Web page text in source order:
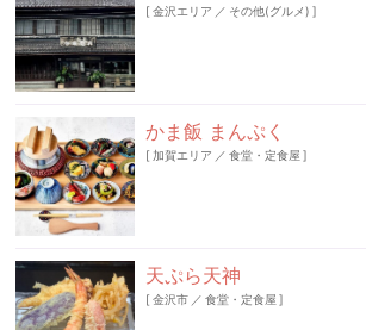
[金沢エリア ／ その他(グルメ) ]
かま飯 まんぷく
[ 加賀エリア ／ 食堂・定食屋 ]
天ぷら天神
[金沢市 ／ 食堂・定食屋 ]